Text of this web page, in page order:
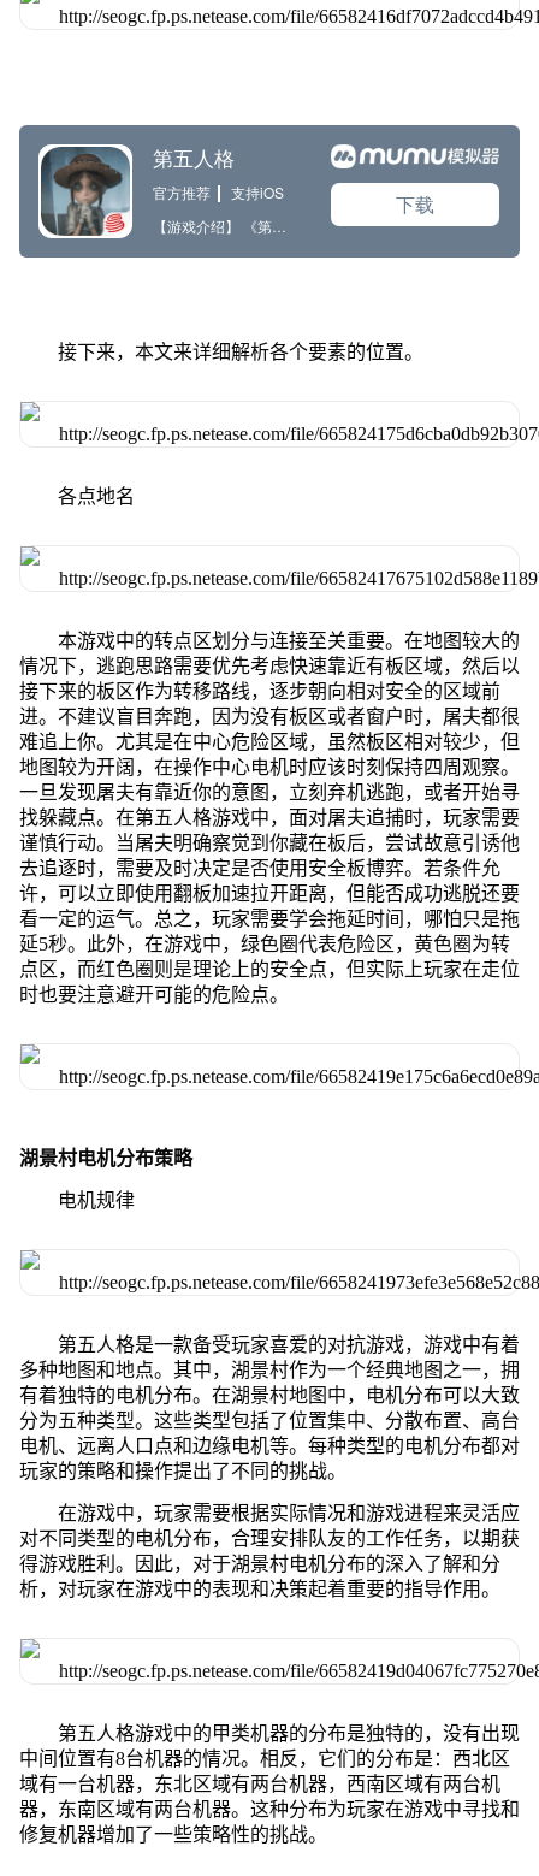
接下来，本文来详细解析各个要素的位置。
各点地名
本游戏中的转点区划分与连接至关重要。在地图较大的
情况下，逃跑思路需要优先考虑快速靠近有板区域，然后以
接下来的板区作为转移路线，逐步朝向相对安全的区域前
进。不建议盲目奔跑，因为没有板区或者窗户时，屠夫都很
难追上你。尤其是在中心危险区域，虽然板区相对较少，但
地图较为开阔，在操作中心电机时应该时刻保持四周观察。
一旦发现屠夫有靠近你的意图，立刻弃机逃跑，或者开始寻
找躲藏点。在第五人格游戏中，面对屠夫追捕时，玩家需要
谨慎行动。当屠夫明确察觉到你藏在板后，尝试故意引诱他
去追逐时，需要及时决定是否使用安全板博弈。若条件允
许，可以立即使用翻板加速拉开距离，但能否成功逃脱还要
看一定的运气。总之，玩家需要学会拖延时间，哪怕只是拖
延5秒。此外，在游戏中，绿色圈代表危险区，黄色圈为转
点区，而红色圈则是理论上的安全点，但实际上玩家在走位
时也要注意避开可能的危险点。
湖景村电机分布策略
电机规律
第五人格是一款备受玩家喜爱的对抗游戏，游戏中有着
多种地图和地点。其中，湖景村作为一个经典地图之一，拥
有着独特的电机分布。在湖景村地图中，电机分布可以大致
分为五种类型。这些类型包括了位置集中、分散布置、高台
电机、远离人口点和边缘电机等。每种类型的电机分布都对
玩家的策略和操作提出了不同的挑战。
在游戏中，玩家需要根据实际情况和游戏进程来灵活应
对不同类型的电机分布，合理安排队友的工作任务，以期获
得游戏胜利。因此，对于湖景村电机分布的深入了解和分
析，对玩家在游戏中的表现和决策起着重要的指导作用。
第五人格游戏中的甲类机器的分布是独特的，没有出现
中间位置有8台机器的情况。相反，它们的分布是：西北区
域有一台机器，东北区域有两台机器，西南区域有两台机
器，东南区域有两台机器。这种分布为玩家在游戏中寻找和
修复机器增加了一些策略性的挑战。